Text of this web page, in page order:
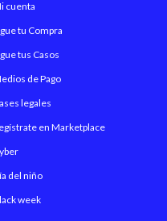
cuenta
tu Compra
tus Casos
de Pago
legales
en Marketplace
del niño
week